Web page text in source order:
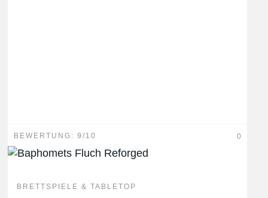
BEWERTUNG: 9/10 0
BRETTSPIELE & TABLETOP